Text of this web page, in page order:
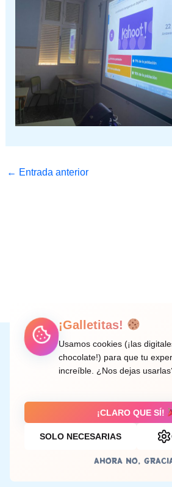
← Entrada anterior
Instagram
Facebook
X LinkedIn
Correo
C/ Doctor Rodríguez de la
Aviso legal
¡Galletitas!
Usamos cookies (¡las
chocolate!) para que tu
increíble. ¿Nos dejas
¡CLARO QUE SÍ!
SOLO NECESARIAS
AHORA NO,